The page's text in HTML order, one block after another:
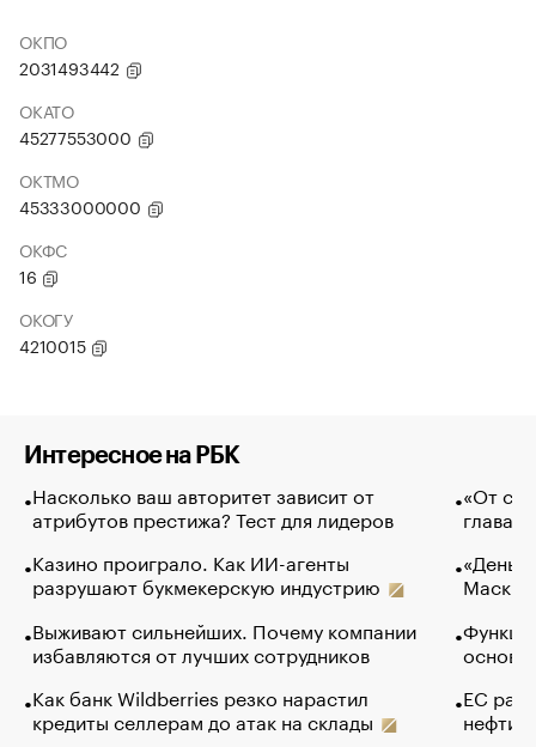
ОКПО
2031493442
ОКАТО
45277553000
ОКТМО
45333000000
ОКФС
16
ОКОГУ
4210015
Интересное на РБК
Насколько ваш авторитет зависит от
атрибутов престижа? Тест для лидеров
Казино проиграло. Как ИИ-агенты
разрушают букмекерскую индустрию
Выживают сильнейших. Почему компании
избавляются от лучших сотрудников
Как банк Wildberries резко нарастил
кредиты селлерам до атак на склады
«От
глава
Маск в
основ
ЕС
нефти